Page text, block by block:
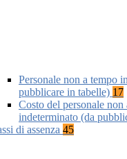
Personale non a tempo
pubblicare in tabelle) 17
Costo del personale non
indeterminato (da
di assenza 45